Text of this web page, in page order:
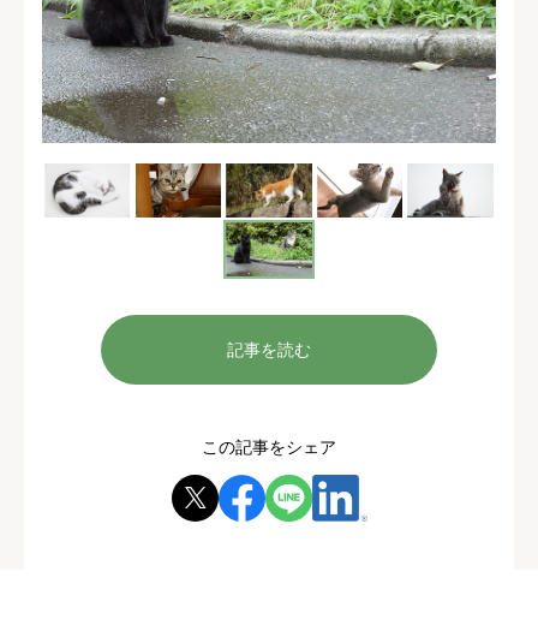
記事を読む
この記事をシェア